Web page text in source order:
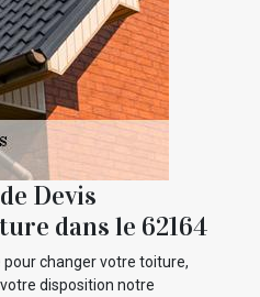
Devis
dans le 62164
changer votre toiture,
disposition notre